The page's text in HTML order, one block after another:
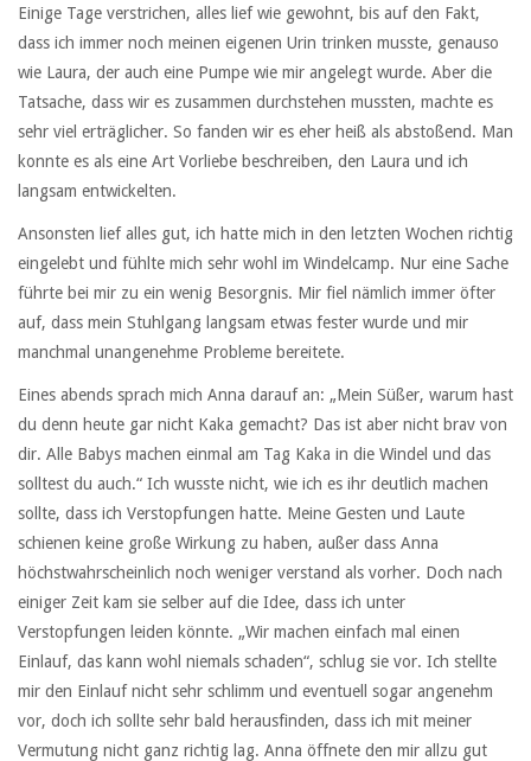
Einige Tage verstrichen, alles lief wie gewohnt, bis auf den Fakt,
dass ich immer noch meinen eigenen Urin trinken musste, genauso
wie Laura, der auch eine Pumpe wie mir angelegt wurde. Aber die
Tatsache, dass wir es zusammen durchstehen mussten, machte es
sehr viel erträglicher. So fanden wir es eher heiß als abstoßend. Man
konnte es als eine Art Vorliebe beschreiben, den Laura und ich
langsam entwickelten.
Ansonsten lief alles gut, ich hatte mich in den letzten Wochen richtig
eingelebt und fühlte mich sehr wohl im Windelcamp. Nur eine Sache
führte bei mir zu ein wenig Besorgnis. Mir fiel nämlich immer öfter
auf, dass mein Stuhlgang langsam etwas fester wurde und mir
manchmal unangenehme Probleme bereitete.
Eines abends sprach mich Anna darauf an: „Mein Süßer, warum hast
du denn heute gar nicht Kaka gemacht? Das ist aber nicht brav von
dir. Alle Babys machen einmal am Tag Kaka in die Windel und das
solltest du auch.“ Ich wusste nicht, wie ich es ihr deutlich machen
sollte, dass ich Verstopfungen hatte. Meine Gesten und Laute
schienen keine große Wirkung zu haben, außer dass Anna
höchstwahrscheinlich noch weniger verstand als vorher. Doch nach
einiger Zeit kam sie selber auf die Idee, dass ich unter
Verstopfungen leiden könnte. „Wir machen einfach mal einen
Einlauf, das kann wohl niemals schaden“, schlug sie vor. Ich stellte
mir den Einlauf nicht sehr schlimm und eventuell sogar angenehm
vor, doch ich sollte sehr bald herausfinden, dass ich mit meiner
Vermutung nicht ganz richtig lag. Anna öffnete den mir allzu gut